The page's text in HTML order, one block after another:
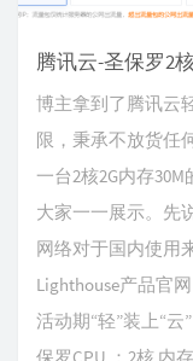
博主拿到了腾讯云
限，秉承不放货任
一台2核2G内存
大家一一展示。先
网络对于国内使用
Lighthouse产品官
活动期“轻”装上“